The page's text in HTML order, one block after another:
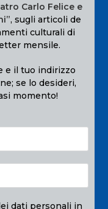
Carlo Felice e
, sugli articoli de
culturali di
mensile.
e il tuo indirizzo
se lo desideri,
momento!
dati personali in